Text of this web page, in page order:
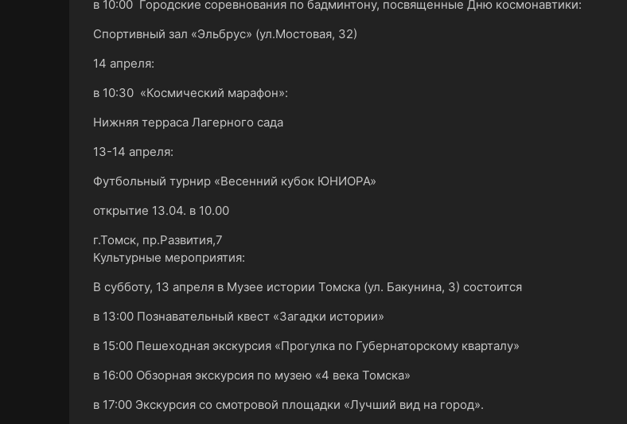
в 10:00 Городские соревнования по бадминтону, посвященные Дню космонавтики:
Спортивный зал «Эльбрус» (ул.Мостовая, 32)
14 апреля:
в 10:30 «Космический марафон»:
Нижняя терраса Лагерного сада
13-14 апреля:
Футбольный турнир «Весенний кубок ЮНИОРА»
открытие 13.04. в 10.00
г.Томск, пр.Развития,7
Культурные мероприятия:
В субботу, 13 апреля в Музее истории Томска (ул. Бакунина, 3) состоится
в 13:00 Познавательный квест «Загадки истории»
в 15:00 Пешеходная экскурсия «Прогулка по Губернаторскому кварталу»
в 16:00 Обзорная экскурсия по музею «4 века Томска»
в 17:00 Экскурсия со смотровой площадки «Лучший вид на город».